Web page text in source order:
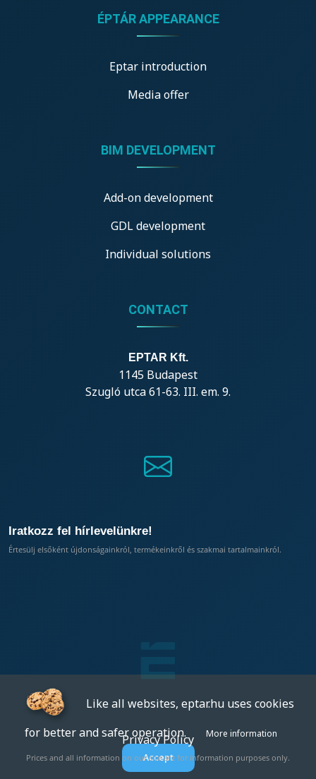
ÉPTÁR APPEARANCE
Eptar introduction
Media offer
BIM DEVELOPMENT
Add-on development
GDL development
Individual solutions
CONTACT
EPTAR Kft.
1145 Budapest
Szugló utca 61-63. III. em. 9.
Iratkozz fel hírlevelünkre!
Értesülj elsőként újdonságainkról, termékeinkről és szakmai tartalmainkról.
Privacy Policy
Prices and all information on our site are for information purposes only.
Like all websites, eptar.hu uses cookies
for better and safer operation.
More information
Accept